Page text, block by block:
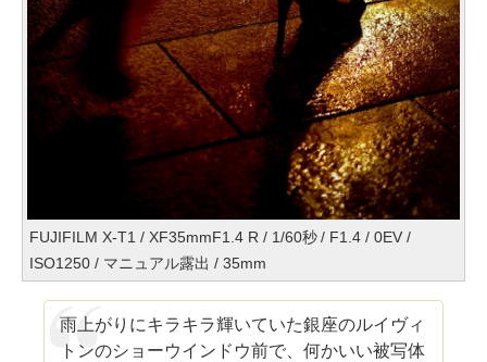
FUJIFILM X-T1 / XF35mmF1.4 R / 1/60秒 / F1.4 / 0EV /
ISO1250 / マニュアル露出 / 35mm
雨上がりにキラキラ輝いていた銀座のルイヴィ
トンのショーウインドウ前で、何かいい被写体